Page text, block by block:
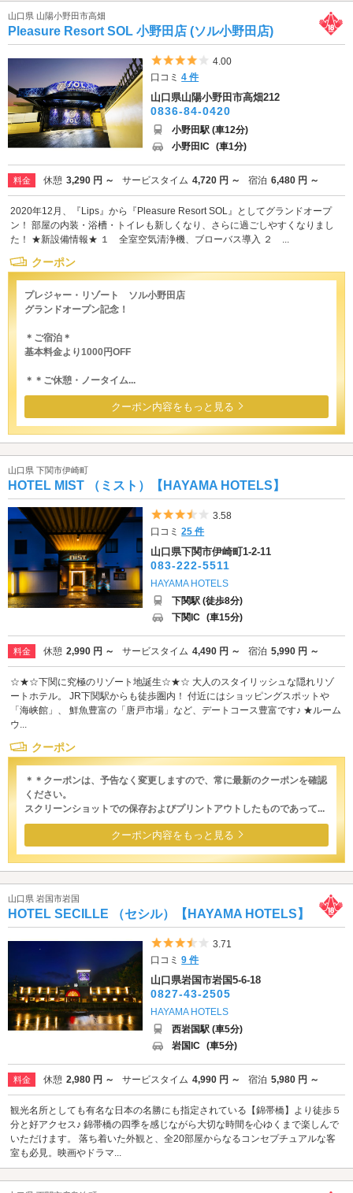
山口県 山陽小野田市高畑
Pleasure Resort SOL 小野田店 (ソル小野田店)
5つ星のうち4
4.00
口コミ4 件
山口県山陽小野田市高畑212
0836-84-0420
小野田駅 (車12分)
小野田IC (車1分)
料金 休憩 3,290 円 ～ サービスタイム 4,720 円 ～ 宿泊 6,480 円 ～
2020年12月、『Lips』から『Pleasure Resort SOL』としてグランドオープ
ン！ 部屋の内装・浴槽・トイレも新しくなり、さらに過ごしやすくなりまし
た！ ★新設備情報★ １ 全室空気清浄機、ブローバス導入 ２ ...
クーポン
プレジャー・リゾート ソル小野田店
グランドオープン記念！
＊ご宿泊＊
基本料金より1000円OFF
＊＊ご休憩・ノータイム...
クーポン内容をもっと見る
山口県 下関市伊崎町
HOTEL MIST （ミスト）【HAYAMA HOTELS】
5つ星のうち3.5
3.58
口コミ25 件
山口県下関市伊崎町1-2-11
083-222-5511
HAYAMA HOTELS
下関駅 (徒歩8分)
下関IC (車15分)
料金 休憩 2,990 円 ～ サービスタイム 4,490 円 ～ 宿泊 5,990 円 ～
☆★☆下関に究極のリゾート地誕生☆★☆ 大人のスタイリッシュな隠れリゾ
ートホテル。 JR下関駅からも徒歩圏内！ 付近にはショッピングスポットや
「海峡館」、 鮮魚豊富の「唐戸市場」など、デートコース豊富です♪ ★ルーム
ウ...
クーポン
＊＊クーポンは、予告なく変更しますので、常に最新のクーポンを確認
ください。
スクリーンショットでの保存およびプリントアウトしたものであって...
クーポン内容をもっと見る
山口県 岩国市岩国
HOTEL SECILLE （セシル）【HAYAMA HOTELS】
5つ星のうち3.5
3.71
口コミ9 件
山口県岩国市岩国5-6-18
0827-43-2505
HAYAMA HOTELS
西岩国駅 (車5分)
岩国IC (車5分)
料金 休憩 2,980 円 ～ サービスタイム 4,990 円 ～ 宿泊 5,980 円 ～
観光名所としても有名な日本の名勝にも指定されている【錦帯橋】より徒歩５
分と好アクセス♪ 錦帯橋の四季を感じながら大切な時間を心ゆくまで楽しんで
いただけます。 落ち着いた外観と、全20部屋からなるコンセプチュアルな客
室も必見。映画やドラマ...